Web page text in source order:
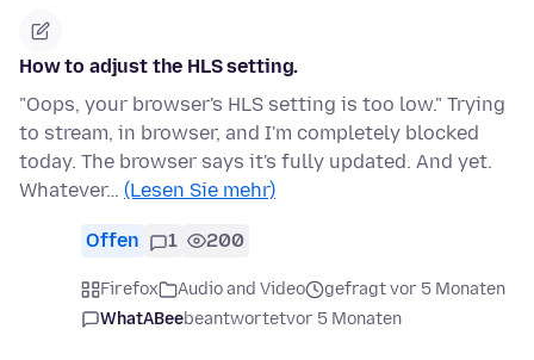
How to adjust the HLS setting.
"Oops, your browser's HLS setting is too low." Trying
to stream, in browser, and I'm completely blocked
today. The browser says it's fully updated. And yet.
Whatever… (Lesen Sie mehr)
Offen 1 200
Firefox Audio and Video
gefragt vor 5 Monaten
WhatABeebeantwortetvor 5 Monaten